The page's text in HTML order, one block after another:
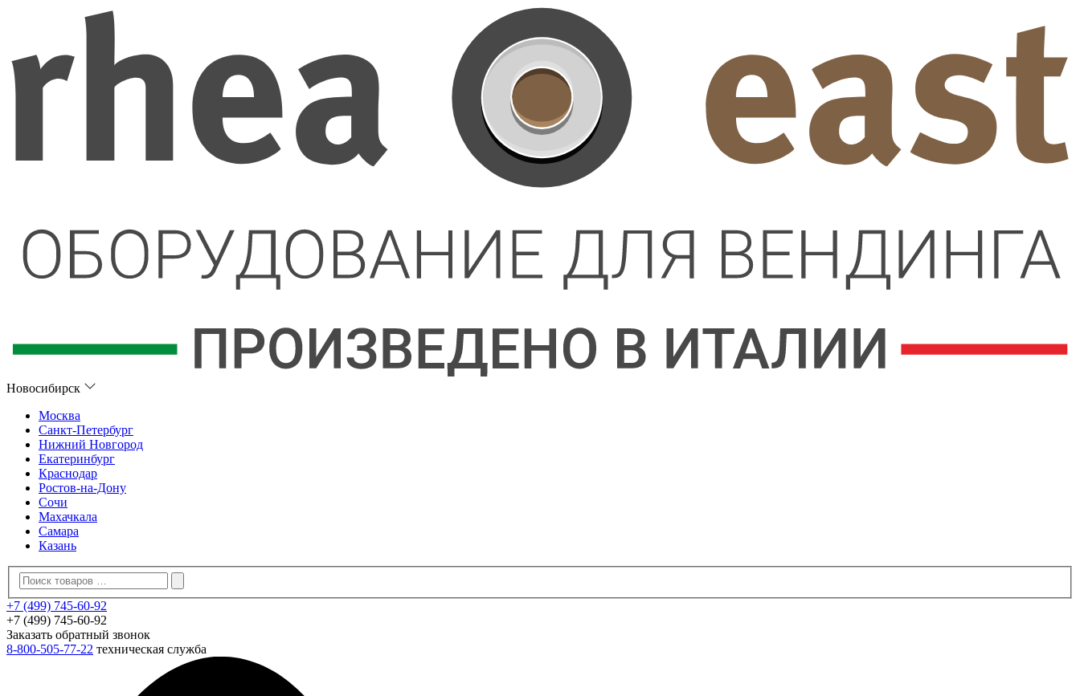
Новосибирск
Москва
Санкт-Петербург
Нижний Новгород
Екатеринбург
Краснодар
Ростов-на-Дону
Сочи
Махачкала
Самара
Казань
+7 (499) 745-60-92
+7 (499) 745-60-92
Заказать обратный звонок
8-800-505-77-22 техническая служба